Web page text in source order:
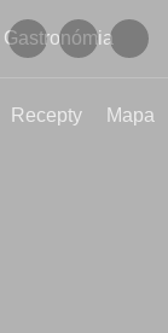
Gastronómia
Recepty Mapa